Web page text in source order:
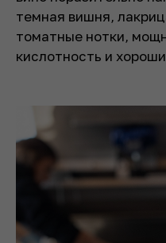
темная вишня,
томатные нотки,
кислотность и